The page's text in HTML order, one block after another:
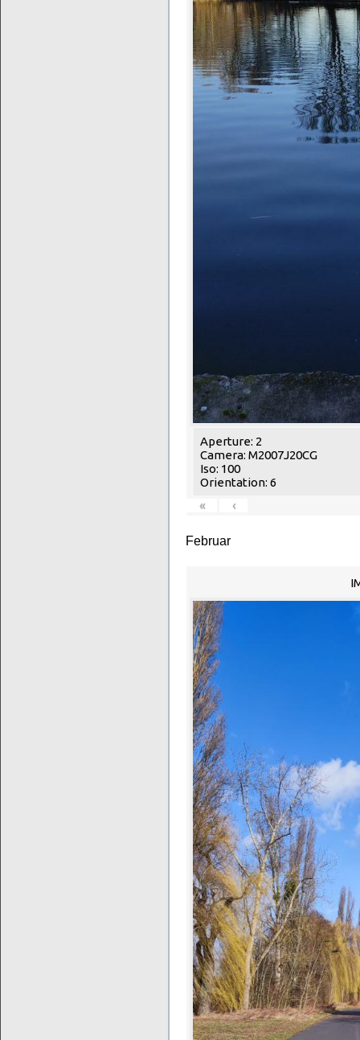
Aperture: 2
Camera: M2007J20CG
Iso: 100
Orientation: 6
«
‹
Februar